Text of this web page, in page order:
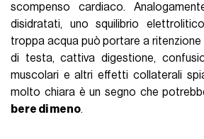
scompenso cardiaco.
disidratati, uno squilibrio
troppa acqua può portare a ritenzione
di testa, cattiva digestione,
muscolari e altri effetti collaterali
molto chiara è un segno che
bere di meno.